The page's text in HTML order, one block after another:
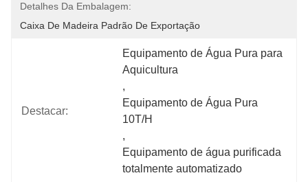
Detalhes Da Embalagem:
Caixa De Madeira Padrão De Exportação
Destacar:
Equipamento de Água Pura para
Aquicultura
,
Equipamento de Água Pura
10T/H
,
Equipamento de água purificada
totalmente automatizado